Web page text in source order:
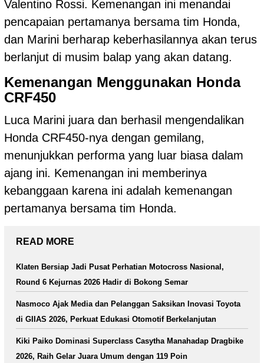
Valentino Rossi. Kemenangan ini menandai
pencapaian pertamanya bersama tim Honda,
dan Marini berharap keberhasilannya akan terus
berlanjut di musim balap yang akan datang.
Kemenangan Menggunakan Honda
CRF450
Luca Marini juara dan berhasil mengendalikan
Honda CRF450-nya dengan gemilang,
menunjukkan performa yang luar biasa dalam
ajang ini. Kemenangan ini memberinya
kebanggaan karena ini adalah kemenangan
pertamanya bersama tim Honda.
READ MORE
Klaten Bersiap Jadi Pusat Perhatian Motocross Nasional,
Round 6 Kejurnas 2026 Hadir di Bokong Semar
Nasmoco Ajak Media dan Pelanggan Saksikan Inovasi Toyota
di GIIAS 2026, Perkuat Edukasi Otomotif Berkelanjutan
Kiki Paiko Dominasi Superclass Casytha Manahadap Dragbike
2026, Raih Gelar Juara Umum dengan 119 Poin